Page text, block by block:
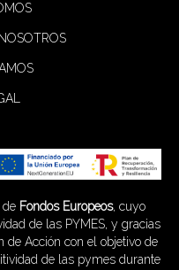
de Fondos Europeos, cuyo
de las PYMES, y gracias
de Acción con el objetivo de
de las pymes durante